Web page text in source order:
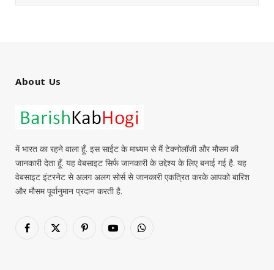
About Us
में भारत का रहने वाला हूँ. इस साईट के माध्यम से मैं टेक्नोलॉजी और मौसम की
जानकारी देता हूँ. यह वेबसाइट सिर्फ जानकारी के उद्देश्य के लिए बनाई गई है. यह
वेबसाइट इंटरनेट से अलग अलग सोर्स से जानकारी एकत्रित करके आपको बारिश
और मौसम पूर्वानुमान प्रदान करती है.
Facebook
X
PinterestYouTubeWhatsApp